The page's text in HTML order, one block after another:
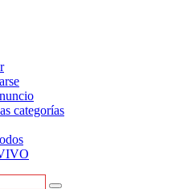
categorías